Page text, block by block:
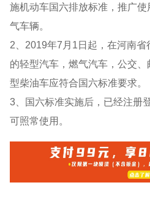
施机动车国六排放标准，推广
气车辆。
2、2019年7月1日起，在河南
的轻型汽车，燃气汽车，公交
型柴油车应符合国六标准要求。
3、国六标准实施后，已经注册
可照常使用。